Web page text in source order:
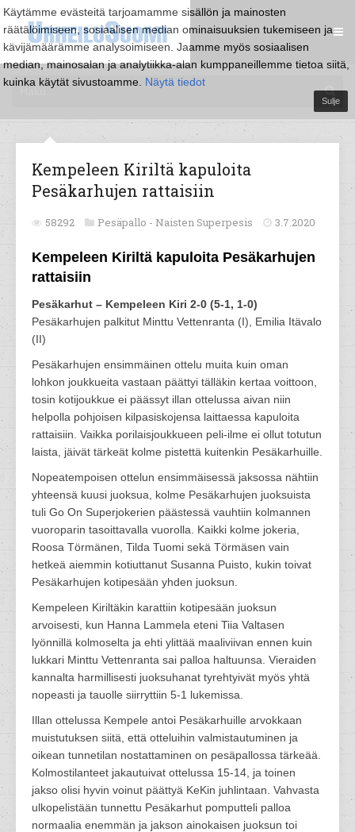
Käytämme evästeitä tarjoamamme sisällön ja mainosten
räätälöimiseen, sosiaalisen median ominaisuuksien tukemiseen ja
kävijämäärämme analysoimiseen. Jaamme myös sosiaalisen
median, mainosalan ja analytiikka-alan kumppaneillemme tietoa siitä,
kuinka käytät sivustoamme. Näytä tiedot
Sulje
Kempeleen Kiriltä kapuloita
Pesäkarhujen rattaisiin
58292 Pesäpallo - Naisten Superpesis 3.7.2020
Kempeleen Kiriltä kapuloita Pesäkarhujen
rattaisiin
Pesäkarhut – Kempeleen Kiri 2-0 (5-1, 1-0)
Pesäkarhujen palkitut Minttu Vettenranta (I), Emilia Itävalo
(II)
Pesäkarhujen ensimmäinen ottelu muita kuin oman
lohkon joukkueita vastaan päättyi tälläkin kertaa voittoon,
tosin kotijoukkue ei päässyt illan ottelussa aivan niin
helpolla pohjoisen kilpasiskojensa laittaessa kapuloita
rattaisiin. Vaikka porilaisjoukkueen peli-ilme ei ollut totutun
laista, jäivät tärkeät kolme pistettä kuitenkin Pesäkarhuille.
Nopeatempoisen ottelun ensimmäisessä jaksossa nähtiin
yhteensä kuusi juoksua, kolme Pesäkarhujen juoksuista
tuli Go On Superjokerien päästessä vauhtiin kolmannen
vuoroparin tasoittavalla vuorolla. Kaikki kolme jokeria,
Roosa Törmänen, Tilda Tuomi sekä Törmäsen vain
hetkeä aiemmin kotiuttanut Susanna Puisto, kukin toivat
Pesäkarhujen kotipesään yhden juoksun.
Kempeleen Kiriltäkin karattiin kotipesään juoksun
arvoisesti, kun Hanna Lammela eteni Tiia Valtasen
lyönnillä kolmoselta ja ehti ylittää maaliviivan ennen kuin
lukkari Minttu Vettenranta sai palloa haltuunsa. Vieraiden
kannalta harmillisesti juoksuhanat tyrehtyivät myös yhtä
nopeasti ja tauolle siirryttiin 5-1 lukemissa.
Illan ottelussa Kempele antoi Pesäkarhuille arvokkaan
muistutuksen siitä, että otteluihin valmistautuminen ja
oikean tunnetilan nostattaminen on pesäpallossa tärkeää.
Kolmostilanteet jakautuivat ottelussa 15-14, ja toinen
jakso olisi hyvin voinut päättyä KeKin juhlintaan. Vahvasta
ulkopelistään tunnettu Pesäkarhut pomputteli palloa
normaalia enemmän ja jakson ainokaisen juoksun toi